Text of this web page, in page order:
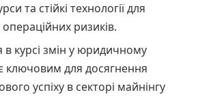
та стійкі технології для
ризиків.
курсі змін у юридичному
ключовим для досягнення
успіху в секторі майнінгу